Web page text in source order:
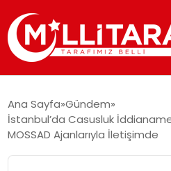
ÖZEL SAYFALAR
Ana Sayfa Gündem
İstanbul’da Casusluk
MOSSAD Ajanlarıyla İletişimde